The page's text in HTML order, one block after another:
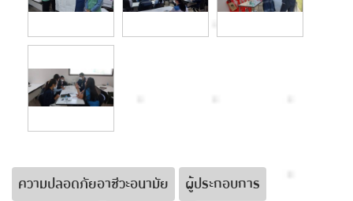
ความปลอดภัยอาชีวะอนามัย
ผู้ประกอบการ